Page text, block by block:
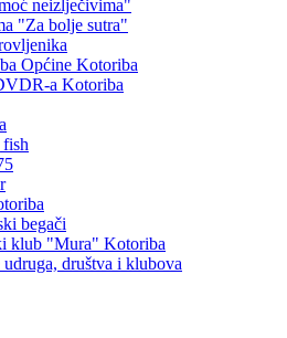
neizlječivima"
"Za bolje sutra"
Općine Kotoriba
a Kotoriba
begači
klub "Mura" Kotoriba
društva i klubova